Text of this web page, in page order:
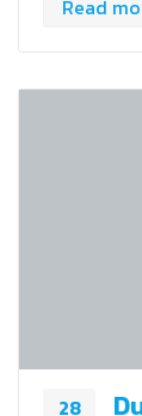
Read
28